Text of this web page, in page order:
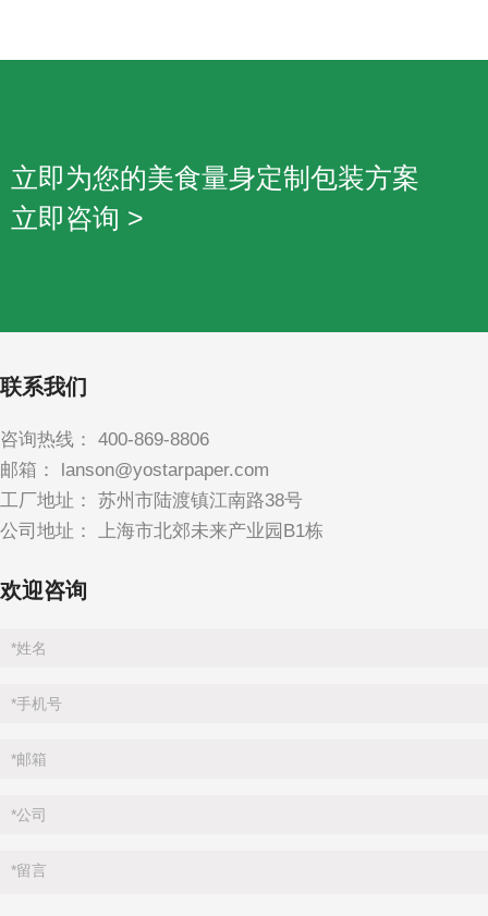
立即为您的美食量身定制包装方案
立即咨询 >
联系我们
咨询热线： 400-869-8806
邮箱： lanson@yostarpaper.com
工厂地址： 苏州市陆渡镇江南路38号
公司地址： 上海市北郊未来产业园B1栋
欢迎咨询
*姓名
*手机号
*邮箱
*公司
*留言